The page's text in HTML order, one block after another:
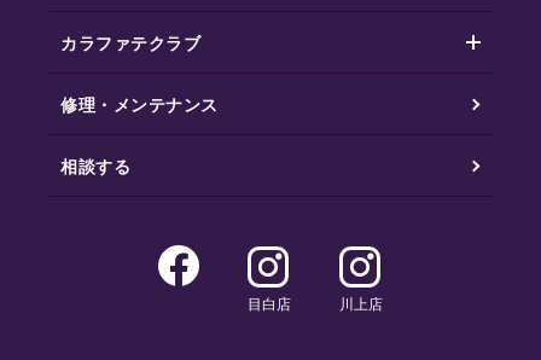
カラファテクラブ
修理・メンテナンス
相談する
目白店 川上店